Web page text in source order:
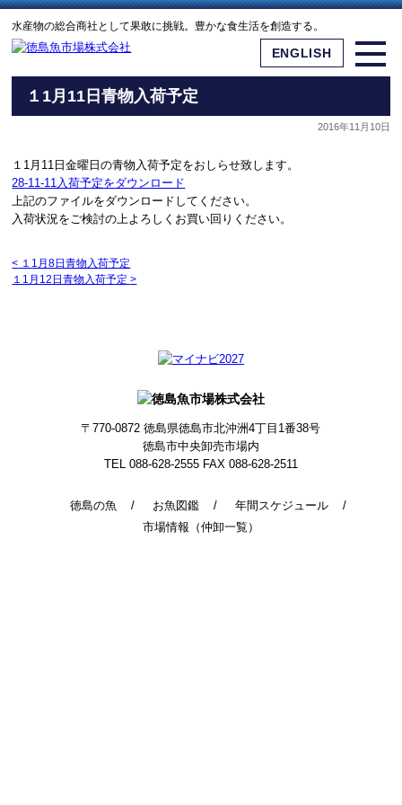
水産物の総合商社として果敢に挑戦。豊かな食生活を創造する。
ENGLISH
１1月11日青物入荷予定
2016年11月10日
１1月11日金曜日の青物入荷予定をおしらせ致します。
28-11-11入荷予定をダウンロード
上記のファイルをダウンロードしてください。
入荷状況をご検討の上よろしくお買い回りください。
< １1月8日青物入荷予定
１1月12日青物入荷予定>
徳島の魚 お魚図鑑
年間スケジュール
市場情報（仲卸一覧）
〒770-0872徳島県徳島市北沖洲4丁目1番38号
徳島市中央卸売市場内
TEL 088-628-2555 FAX 088-628-2511